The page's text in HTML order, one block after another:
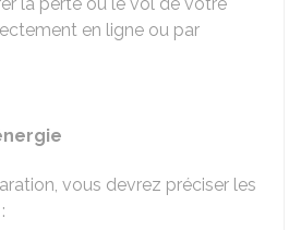
en ligne ou par
vous devrez préciser les